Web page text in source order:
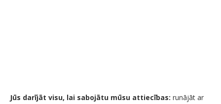
Jūs darījāt visu, lai sabojātu mūsu attiecības: runājāt ar